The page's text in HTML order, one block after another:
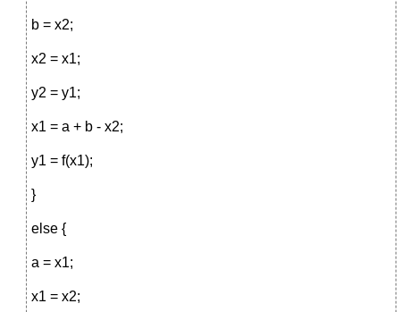
b = x2;
x2 = x1;
y2 = y1;
x1 = a + b - x2;
y1 = f(x1);
}
else {
a = x1;
x1 = x2;